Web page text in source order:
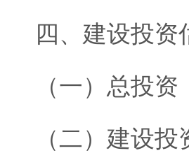
四、建设投资
（一）总投资
（二）建设投